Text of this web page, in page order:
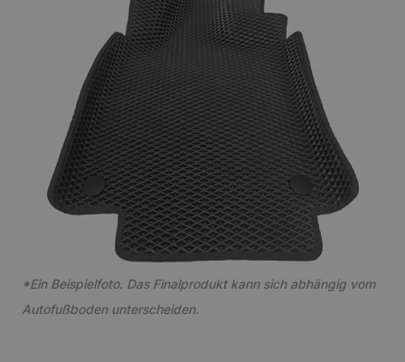
*Ein Beispielfoto. Das Finalprodukt kann sich abhängig vom
Autofußboden unterscheiden.